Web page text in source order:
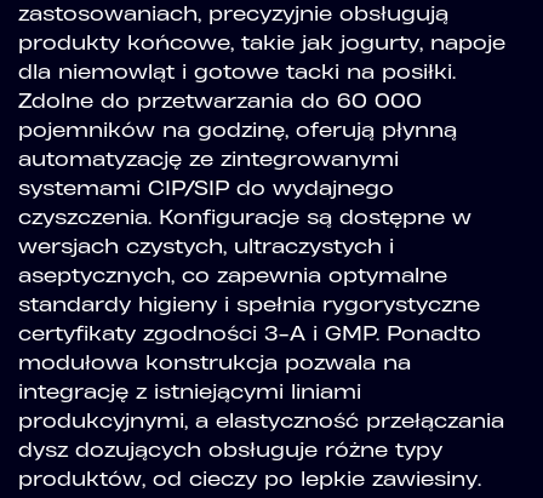
zastosowaniach, precyzyjnie obsługują
produkty końcowe, takie jak jogurty, napoje
dla niemowląt i gotowe tacki na posiłki.
Zdolne do przetwarzania do 60 000
pojemników na godzinę, oferują płynną
automatyzację ze zintegrowanymi
systemami CIP/SIP do wydajnego
czyszczenia. Konfiguracje są dostępne w
wersjach czystych, ultraczystych i
aseptycznych, co zapewnia optymalne
standardy higieny i spełnia rygorystyczne
certyfikaty zgodności 3-A i GMP. Ponadto
modułowa konstrukcja pozwala na
integrację z istniejącymi liniami
produkcyjnymi, a elastyczność przełączania
dysz dozujących obsługuje różne typy
produktów, od cieczy po lepkie zawiesiny.